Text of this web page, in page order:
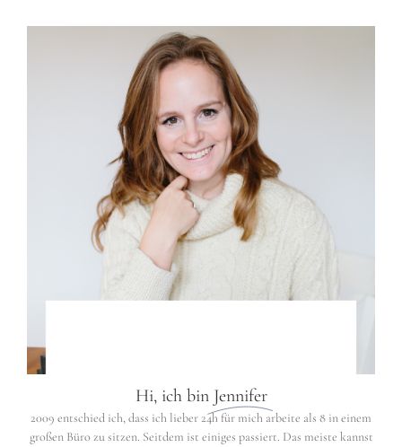
Hi, ich bin Jennifer
2009 entschied ich, dass ich lieber 24h für mich arbeite als 8 in einem
großen Büro zu sitzen. Seitdem ist einiges passiert. Das meiste kannst